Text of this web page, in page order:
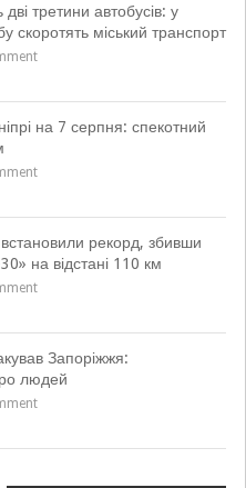
третини автобусів: у
скоротять міський транспорт
на 7 серпня: спекотний
встановили рекорд, збивши
на відстані 110 км
Запоріжжя:
людей